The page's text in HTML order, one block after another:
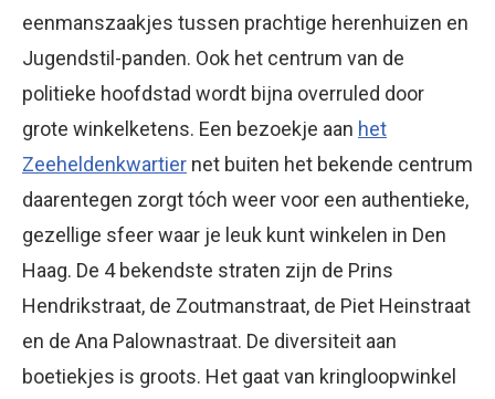
eenmanszaakjes tussen prachtige herenhuizen en
Jugendstil-panden. Ook het centrum van de
politieke hoofdstad wordt bijna overruled door
grote winkelketens. Een bezoekje aan het
Zeeheldenkwartier net buiten het bekende centrum
daarentegen zorgt tóch weer voor een authentieke,
gezellige sfeer waar je leuk kunt winkelen in Den
Haag. De 4 bekendste straten zijn de Prins
Hendrikstraat, de Zoutmanstraat, de Piet Heinstraat
en de Ana Palownastraat. De diversiteit aan
boetiekjes is groots. Het gaat van kringloopwinkel